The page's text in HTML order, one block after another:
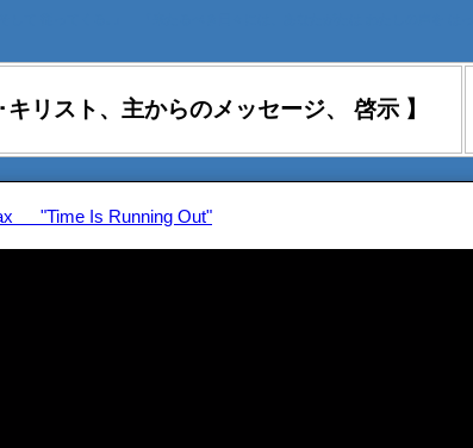
キリスト、主からのメッセージ、 啓示 】
"Time Is Running Out"